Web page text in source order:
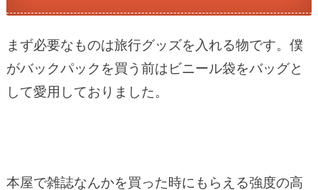
まず必要なものは旅行グッズを入れる物です。僕
がバックパックを買う前はビニール袋をバッグと
して愛用しておりました。
本屋で雑誌なんかを買った時にもらえる強度の高